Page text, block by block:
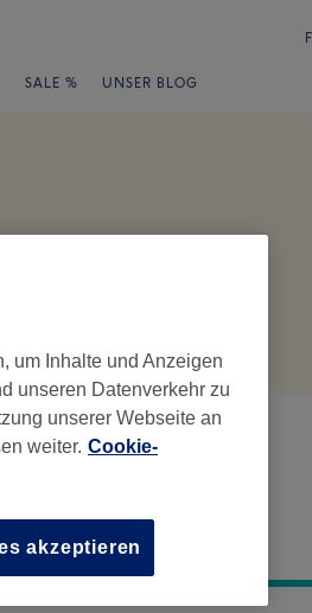
SALE % UNSER BLOG
um Inhalte und Anzeigen
unseren Datenverkehr zu
unserer Webseite an
weiter. Cookie-
akzeptieren